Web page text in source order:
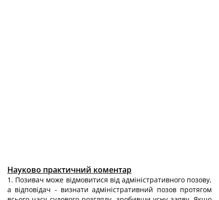
Науково практичний коментар
1. Позивач може відмовитися від адміністративного позову,
а відповідач - визнати адміністративний позов протягом